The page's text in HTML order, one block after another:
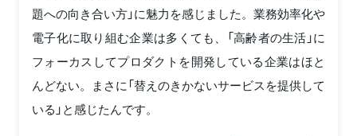
題への向き合い方」に魅力を感じました。業務効率化や
電子化に取り組む企業は多くても、「高齢者の生活」に
フォーカスしてプロダクトを開発している企業はほと
んどない。まさに「替えのきかないサービスを提供して
いる」と感じたんです。